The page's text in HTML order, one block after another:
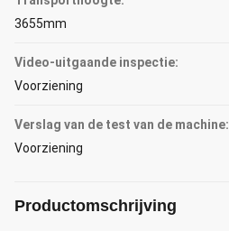
3655mm
Video-uitgaande inspectie:
Voorziening
Verslag van de test van de machine:
Voorziening
Productomschrijving